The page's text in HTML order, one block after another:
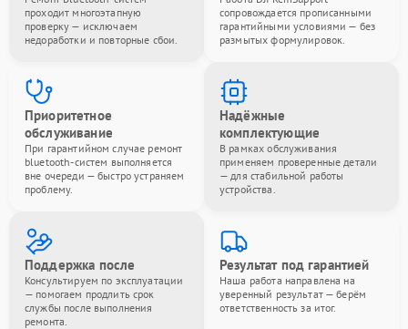
проходит многоэтапную
проверку — исключаем
недоработки и повторные сбои.
сопровождается прописанными
гарантийными условиями — без
размытых формулировок.
Приоритетное
обслуживание
При гарантийном случае ремонт
bluetooth-систем выполняется
вне очереди — быстро устраняем
проблему.
Надёжные
комплектующие
В рамках обслуживания
применяем проверенные детали
— для стабильной работы
устройства.
Поддержка после
Консультируем по эксплуатации
— помогаем продлить срок
службы после выполнения
ремонта.
Результат под гарантией
Наша работа направлена на
уверенный результат — берём
ответственность за итог.